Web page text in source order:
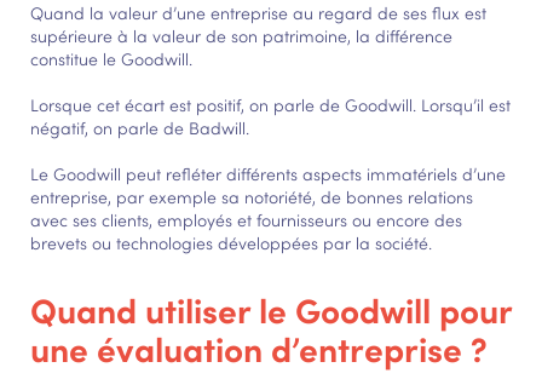
Quand la valeur d’une entreprise au regard de ses flux est
supérieure à la valeur de son patrimoine, la différence
constitue le Goodwill.
Lorsque cet écart est positif, on parle de Goodwill. Lorsqu’il est
négatif, on parle de Badwill.
Le Goodwill peut refléter différents aspects immatériels d’une
entreprise, par exemple sa notoriété, de bonnes relations
avec ses clients, employés et fournisseurs ou encore des
brevets ou technologies développées par la société.
Quand utiliser le Goodwill pour
une évaluation d’entreprise ?